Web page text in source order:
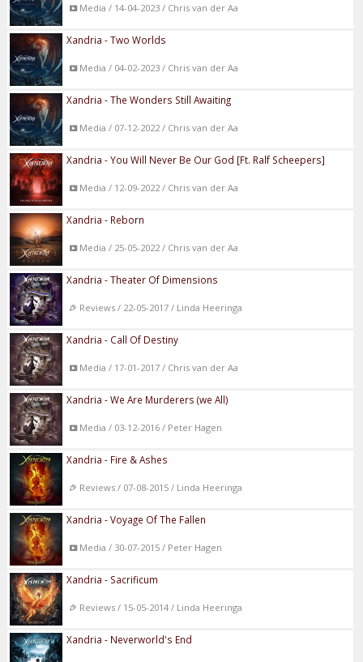
Media / 14-04-2023 / Chris van der Aa
Xandria - Two Worlds
Media / 04-02-2023 / Chris van der Aa
Xandria - The Wonders Still Awaiting
Media / 07-12-2022 / Chris van der Aa
Xandria - You Will Never Be Our God [Ft. Ralf Scheepers]
Media / 12-09-2022 / Chris van der Aa
Xandria - Reborn
Media / 25-05-2022 / Chris van der Aa
Xandria - Theater Of Dimensions
Reviews / 22-05-2017 / Linda Heeringa
Xandria - Call Of Destiny
Media / 17-01-2017 / Chris van der Aa
Xandria - We Are Murderers (we All)
Media / 03-12-2016 / Peter Hagen
Xandria - Fire & Ashes
Reviews / 07-08-2015 / Linda Heeringa
Xandria - Voyage Of The Fallen
Media / 30-07-2015 / Peter Hagen
Xandria - Sacrificum
Reviews / 15-05-2014 / Linda Heeringa
Xandria - Neverworld's End